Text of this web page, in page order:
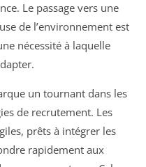
Le passage vers une
de l’environnement est
nécessité à laquelle
un tournant dans les
de recrutement. Les
prêts à intégrer les
rapidement aux